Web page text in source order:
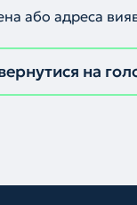
або адреса
на